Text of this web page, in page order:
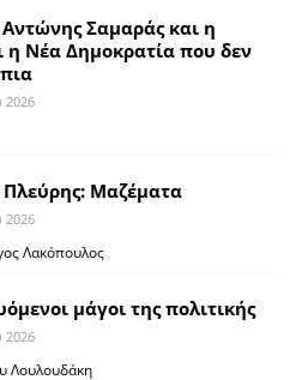
Σαμαράς και η
η Νέα Δημοκρατία που δεν
2026
Πλεύρης: Μαζέματα
2026
Λακόπουλος
μάγοι της πολιτικής
2026
Λουλουδάκη